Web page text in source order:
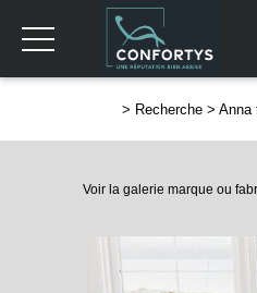
> Recherche > Anna
Voir la galerie marque ou